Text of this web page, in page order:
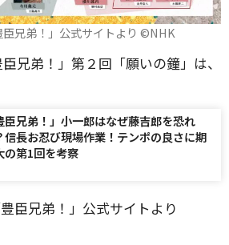
臣兄弟！」公式サイトより ©️NHK
兄弟！」第２回「願いの鐘」は、
臣兄弟！」小一郎はなぜ藤吉郎を恐れ
信長お忍び現場作業！テンポの良さに期
の第1回を考察
臣兄弟！」公式サイトより